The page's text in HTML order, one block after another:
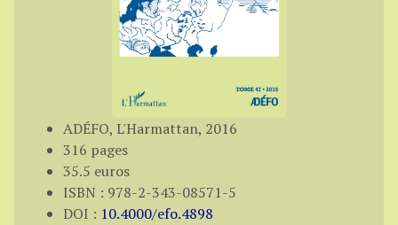
ADÉFO, L'Harmattan, 2016
316 pages
35.5 euros
ISBN : 978-2-343-08571-5
DOI : 10.4000/efo.4898